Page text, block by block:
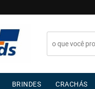
BRINDES CRACHÁS